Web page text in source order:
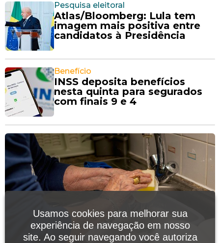
Pesquisa eleitoral
Atlas/Bloomberg: Lula tem
imagem mais positiva entre
candidatos à Presidência
Benefício
INSS deposita benefícios
nesta quinta para segurados
com finais 9 e 4
Usamos cookies para melhorar sua
experiência de navegação em nosso
site. Ao seguir navegando você autoriza